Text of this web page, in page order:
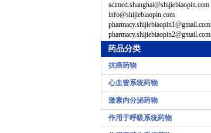
scimed.shanghai@shijiebiaopin.com
info@shijiebiaopin.com
pharmacy.shijiebiaopin1@gmail.com
pharmacy.shijiebiaopin2@gmail.com
药品分类
抗癌药物
心血管系统药物
激素内分泌药物
作用于呼吸系统药物